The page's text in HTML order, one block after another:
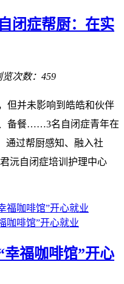
闭症帮厨：在实
览次数：459
但并未影响到皓皓和伙伴
备餐……3名自闭症青年在
通过帮厨感知、融入社
沅自闭症培训护理中心
咖啡馆”开心就业
福咖啡馆”开心